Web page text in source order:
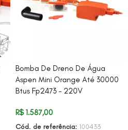
Bomba De Dreno De Água
Aspen Mini Orange Até 30000
Btus Fp2473 – 220V
R$1.587,00
Cód. de referência: 100433